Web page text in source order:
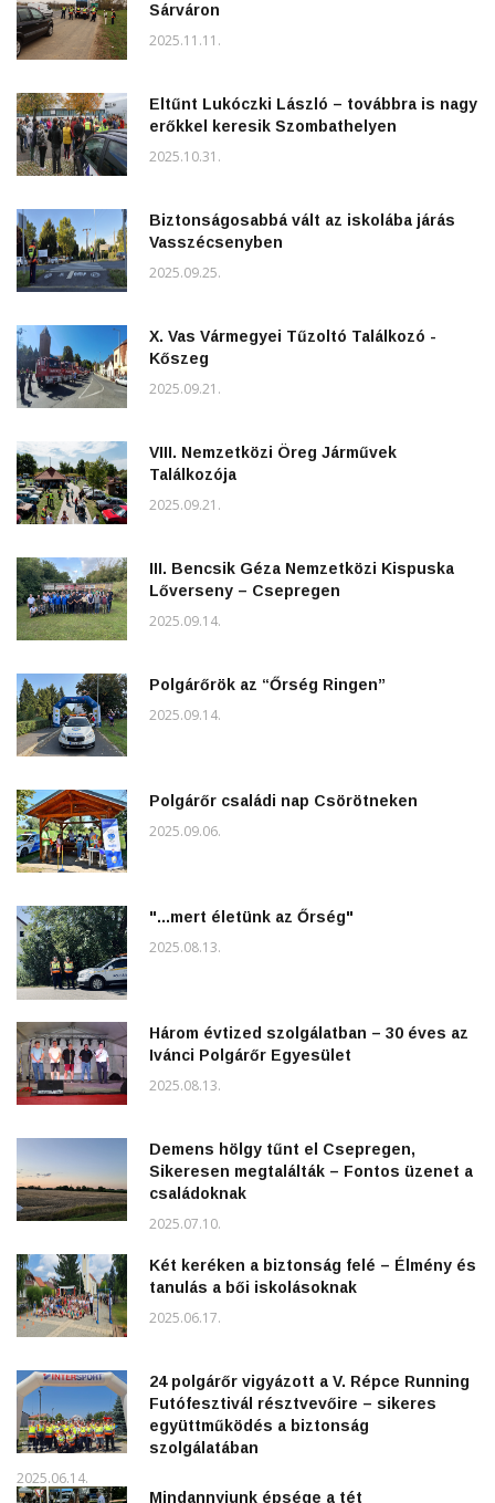
Sárváron
2025.11.11.
Eltűnt Lukóczki László – továbbra is nagy
erőkkel keresik Szombathelyen
2025.10.31.
Biztonságosabbá vált az iskolába járás
Vasszécsenyben
2025.09.25.
X. Vas Vármegyei Tűzoltó Találkozó -
Kőszeg
2025.09.21.
VIII. Nemzetközi Öreg Járművek
Találkozója
2025.09.21.
III. Bencsik Géza Nemzetközi Kispuska
Lőverseny – Csepregen
2025.09.14.
Polgárőrök az “Őrség Ringen”
2025.09.14.
Polgárőr családi nap Csörötneken
2025.09.06.
"...mert életünk az Őrség"
2025.08.13.
Három évtized szolgálatban – 30 éves az
Ivánci Polgárőr Egyesület
2025.08.13.
Demens hölgy tűnt el Csepregen,
Sikeresen megtalálták – Fontos üzenet a
családoknak
2025.07.10.
Két keréken a biztonság felé – Élmény és
tanulás a bői iskolásoknak
2025.06.17.
24 polgárőr vigyázott a V. Répce Running
Futófesztivál résztvevőire – sikeres
együttműködés a biztonság
szolgálatában
2025.06.14.
Mindannyiunk épsége a tét